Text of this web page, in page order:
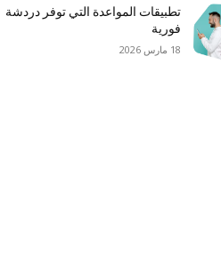
تطبيقات المواعدة التي توفر دردشة
فورية
18 مارس 2026